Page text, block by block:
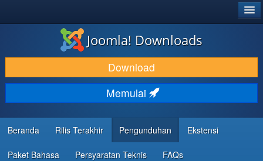
DOWNLOAD & KEMBANGKAN
TEMUKAN & PELAJARI
DUKUNGAN & KOMUNITAS
REFERENSI DEVELOPER
Joomla! Downloads
Download
Memulai
Beranda Rilis Terakhir Pengunduhan Ekstensi
Paket Bahasa Persyaratan Teknis FAQs